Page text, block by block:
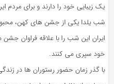
یک زیبایی خود را دارند و برای مردم
شب یلدا یکی از جشن های کهن،
ایران این شب را با علاقه فراوان
خود سپری می کنند.
با گذر زمان حضور رستوران ها در